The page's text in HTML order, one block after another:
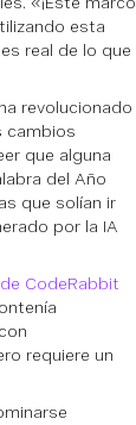
esta
real de lo que
revolucionado
cambios
que alguna
del Año
que solían ir
por la IA
CodeRabbit
requiere un